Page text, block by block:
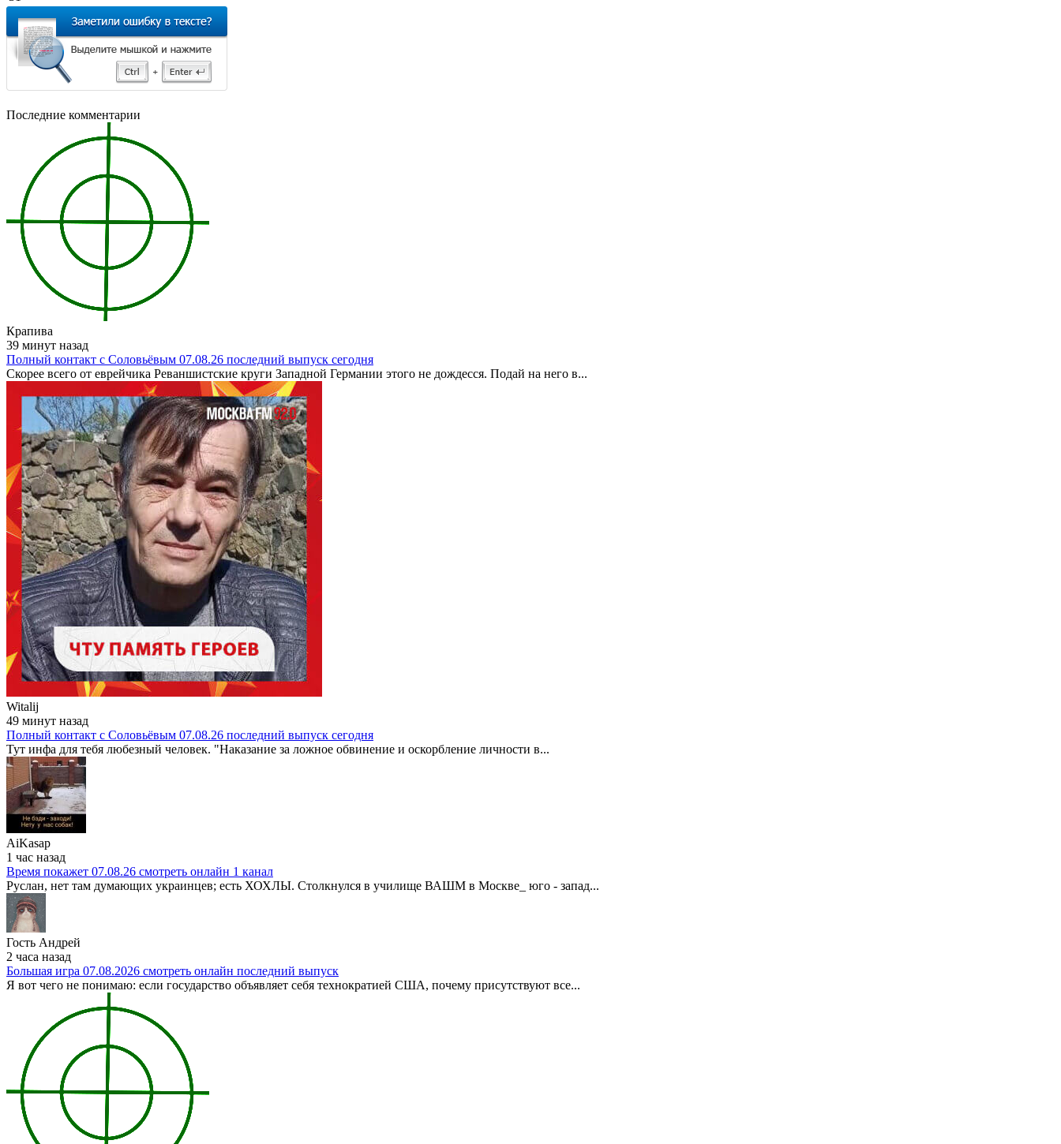
Последние комментарии
Крапива
39 минут назад
Полный контакт с Соловьёвым 07.08.26 последний выпуск сегодня
Скорее всего от еврейчика Реваншистские круги Западной Германии этого не дождесся. Подай на него в...
Witalij
49 минут назад
Полный контакт с Соловьёвым 07.08.26 последний выпуск сегодня
Тут инфа для тебя любезный человек. "Наказание за ложное обвинение и оскорбление личности в...
AiKasap
1 час назад
Время покажет 07.08.26 смотреть онлайн 1 канал
Руслан, нет там думающих украинцев; есть ХОХЛЫ. Столкнулся в училище ВАШМ в Москве_ юго - запад...
Гость Андрей
2 часа назад
Большая игра 07.08.2026 смотреть онлайн последний выпуск
Я вот чего не понимаю: если государство объявляет себя технократией США, почему присутствуют все...